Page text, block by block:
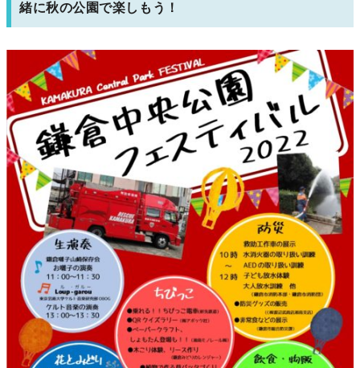
緒に秋の公園で楽しもう！